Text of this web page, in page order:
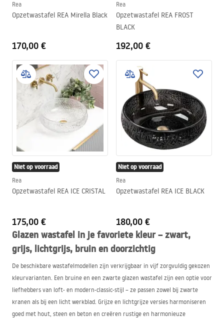
Rea
Opzetwastafel REA Mirella Black
170,00 €
Rea
Opzetwastafel REA FROST
BLACK
192,00 €
Niet op voorraad
Rea
Opzetwastafel REA ICE CRISTAL
175,00 €
Niet op voorraad
Rea
Opzetwastafel REA ICE BLACK
180,00 €
Glazen wastafel in je favoriete kleur – zwart,
grijs, lichtgrijs, bruin en doorzichtig
De beschikbare wastafelmodellen zijn verkrijgbaar in vijf zorgvuldig gekozen
kleurvarianten. Een bruine en een zwarte glazen wastafel zijn een optie voor
liefhebbers van loft- en modern-classic-stijl – ze passen zowel bij zwarte
kranen als bij een licht werkblad. Grijze en lichtgrijze versies harmoniseren
goed met hout, steen en beton en creëren rustige en harmonieuze